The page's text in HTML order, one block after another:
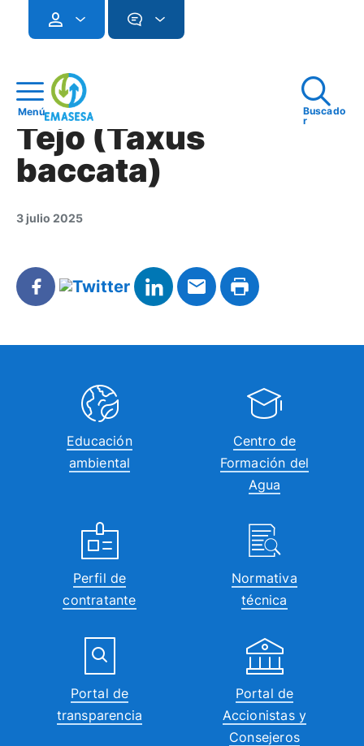
Menú
Buscado
r
Tejo (Taxus
baccata)
3 julio 2025
Educación
ambiental
Centro de
Formación del
Agua
Perfil de
contratante
Normativa
técnica
Portal de
transparencia
Portal de
Accionistas y
Consejeros